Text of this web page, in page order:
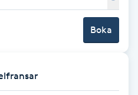
Boka